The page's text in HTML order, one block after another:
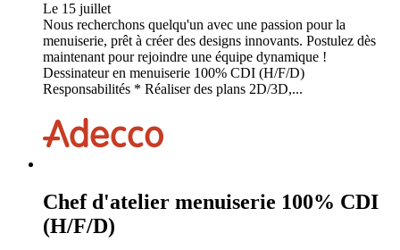
Le 15 juillet
Nous recherchons quelqu'un avec une passion pour la
menuiserie, prêt à créer des designs innovants. Postulez dès
maintenant pour rejoindre une équipe dynamique !
Dessinateur en menuiserie 100% CDI (H/F/D)
Responsabilités * Réaliser des plans 2D/3D,...
Chef d'atelier menuiserie 100% CDI
(H/F/D)